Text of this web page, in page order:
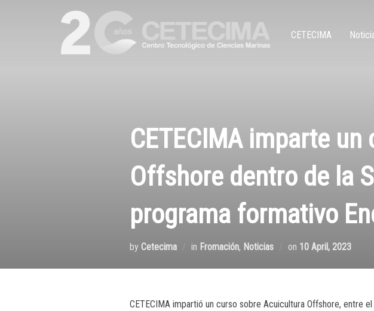
CETECIMA
CETECIMA imparte
Offshore dentro de la
programa formativo
by Cetecima in Fromación, Noticias on 10 April, 2023
CETECIMA impartió un curso sobre Acuicultura Offshore, entre